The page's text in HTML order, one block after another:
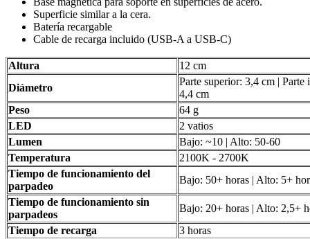
Superficie similar a la cera.
Batería recargable
Cable de recarga incluido (USB-A a USB-C)
Altura
12 cm
Diámetro
Parte superior: 3,4 cm | Parte
4,4 cm
Peso
64 g
LED
2 vatios
Lumen
Bajo: ~10 | Alto: 50-60
Temperatura
2100K - 2700K
Tiempo de funcionamiento del
parpadeo
Bajo: 50+ horas | Alto: 5+
Tiempo de funcionamiento sin
parpadeos
Bajo: 20+ horas | Alto: 2,5+
Tiempo de recarga
3 horas